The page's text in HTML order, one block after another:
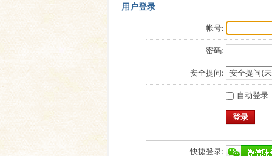
用户登录
帐号:
密码:
安全提问:
自动登录
登录
快捷登录: